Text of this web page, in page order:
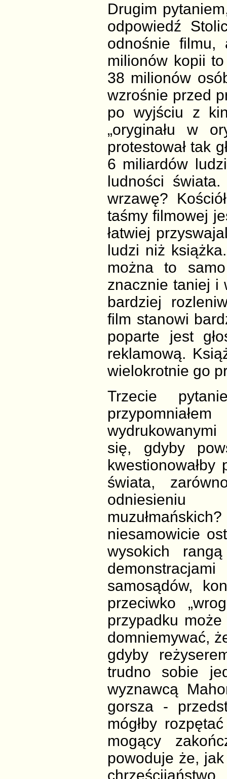
Drugim
odpowiedź
odnośnie
milionów kopii
38 milionów
wzrośnie przed
po wyjściu z
„oryginału w
protestował tak
6 miliardów
ludności
wrzawę?
taśmy filmowej
łatwiej
ludzi niż
można to
znacznie taniej i
bardziej
film stanowi
poparte jest
reklamową.
wielokrotnie go
Trzecie
się, gdyby
świata,
odniesieniu
niesamowicie
wysokich
samosądów,
przeciwko
przypadku
domniemywać,
gdyby
trudno sobie
wyznawcą
gorsza -
mógłby
mogący
powoduje że,